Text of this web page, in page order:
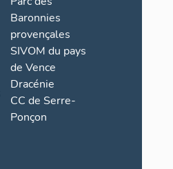
Baronnies
provençales
SIVOM du pays
de Vence
Dracénie
CC de Serre-
Ponçon